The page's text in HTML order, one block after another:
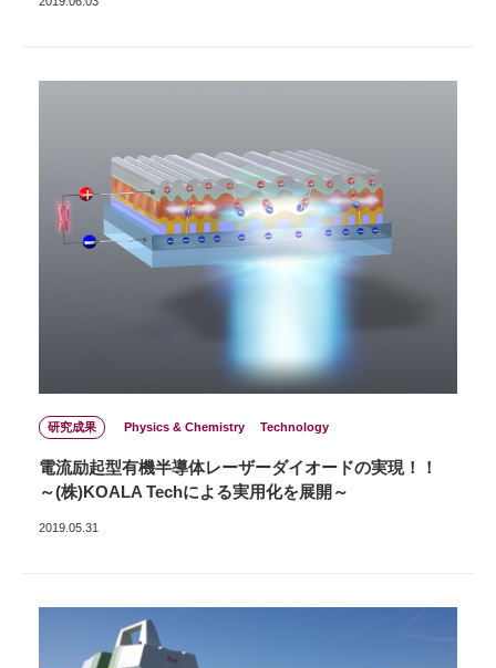
研究成果 Physics & Chemistry Technology
電流励起型有機半導体レーザーダイオードの実現！！
～(株)KOALA Techによる実用化を展開～
2019.05.31